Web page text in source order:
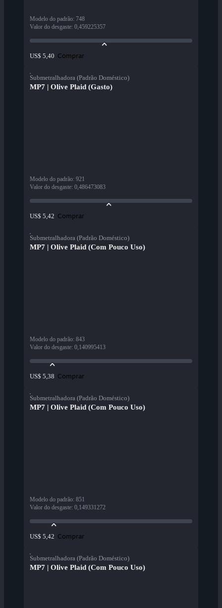
Modelo do padrão: 748
Valor do desgaste: 0,459225357
US$ 5,40 Comprar
Submetralhadora (Padrão Doméstico)
MP7 | Olive Plaid (Gasto)
Modelo do padrão: 921
Valor do desgaste: 0,486473083
US$ 5,42 Comprar
Submetralhadora (Padrão Doméstico)
MP7 | Olive Plaid (Com Pouco Uso)
Modelo do padrão: 843
Valor do desgaste: 0,140995413
US$ 5,38 Comprar
Submetralhadora (Padrão Doméstico)
MP7 | Olive Plaid (Com Pouco Uso)
Modelo do padrão: 851
Valor do desgaste: 0,149331272
US$ 5,42 Comprar
Submetralhadora (Padrão Doméstico)
MP7 | Olive Plaid (Com Pouco Uso)